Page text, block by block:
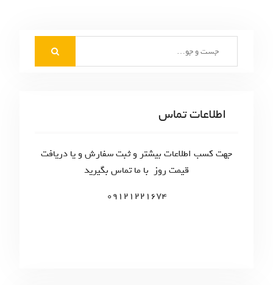
اطلاعات تماس
جهت کسب اطلاعات بیشتر و ثبت سفارش و یا دریافت
قیمت روز با ما تماس بگیرید
09121221674